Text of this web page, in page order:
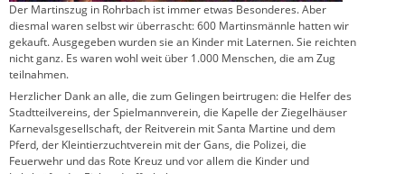
Der Martinszug in Rohrbach ist immer etwas Besonderes. Aber
diesmal waren selbst wir überrascht: 600 Martinsmännle hatten wir
gekauft. Ausgegeben wurden sie an Kinder mit Laternen. Sie reichten
nicht ganz. Es waren wohl weit über 1.000 Menschen, die am Zug
teilnahmen.
Herzlicher Dank an alle, die zum Gelingen beirtrugen: die Helfer des
Stadtteilvereins, der Spielmannverein, die Kapelle der Ziegelhäuser
Karnevalsgesellschaft, der Reitverein mit Santa Martine und dem
Pferd, der Kleintierzuchtverein mit der Gans, die Polizei, die
Feuerwehr und das Rote Kreuz und vor allem die Kinder und